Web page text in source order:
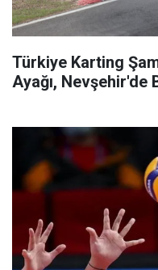
Türkiye Karting
Ayağı, Nevşehir'de